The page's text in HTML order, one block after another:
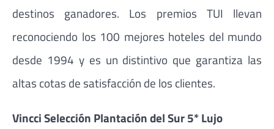
destinos ganadores. Los premios TUI llevan
reconociendo los 100 mejores hoteles del mundo
desde 1994 y es un distintivo que garantiza las
altas cotas de satisfacción de los clientes.
Vincci Selección Plantación del Sur 5* Lujo